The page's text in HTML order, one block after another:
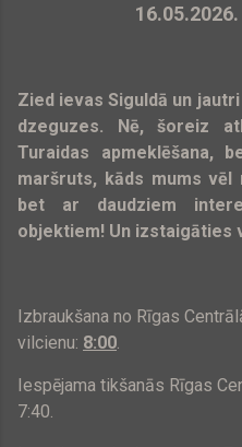
Zied ievas Siguldā un
dzeguzes. Nē, šoreiz
Turaidas apmeklēšana,
maršruts, kāds mums vēl
bet ar daudziem
objektiem! Un izstaigāties
Izbraukšana no Rīgas
vilcienu: 8:00
Iespējama tikšanās Rīgas
7:40.